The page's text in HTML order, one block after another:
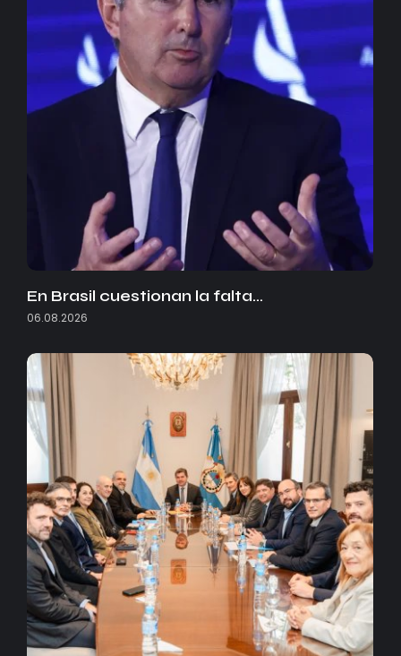
En Brasil cuestionan la falta…
06.08.2026